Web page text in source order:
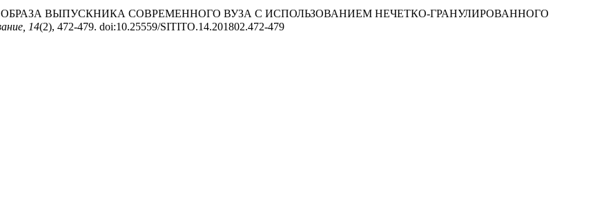
ОБРАЗА ВЫПУСКНИКА СОВРЕМЕННОГО ВУЗА С ИСПОЛЬЗОВАНИЕМ НЕЧЕТКО-ГРАНУЛИРОВАННОГО
14(2), 472-479. doi:10.25559/SITITO.14.201802.472-479